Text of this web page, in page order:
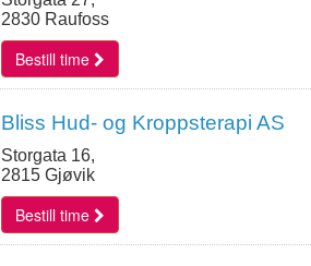
2830 Raufoss
Bestill time
Bliss Hud- og Kroppsterapi AS
Storgata 16,
2815 Gjøvik
Bestill time